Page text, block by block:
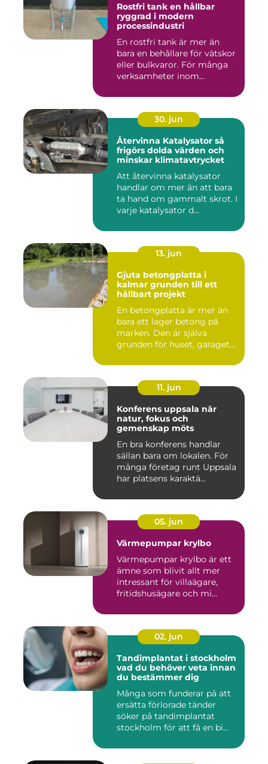
Rostfri tank en hållbar
ryggrad i modern
processindustri
En rostfri tank är mer än
bara en behållare för vätskor
eller bulkvaror. För många
verksamheter inom...
30. jun
Återvinna Katalysator så
frigörs dolda värden och
minskar klimatavtrycket
Att återvinna katalysator
handlar om mer än att bara
ta hand om gammalt skrot. I
varje katalysator d...
13. jun
Gjuta betongplatta i
kalmar grunden till ett
hållbart projekt
En betongplatta är mer än
bara ett lager betong på
marken. Den är själva
grunden för huset, garaget,...
11. jun
Konferens uppsala när
natur, fokus och
gemenskap möts
En bra konferens handlar
sällan bara om lokalen. För
många företag runt Uppsala
har platsens karaktä...
05. jun
Värmepumpar krylbo
Värmepumpar krylbo är ett
ämne som blivit allt mer
intressant för villaägare,
fritidshusägare och mi...
02. jun
Tandimplantat i stockholm
vad du behöver veta innan
du bestämmer dig
Många som funderar på att
ersätta förlorade tänder
söker på tandimplantat
stockholm för att få en bi...